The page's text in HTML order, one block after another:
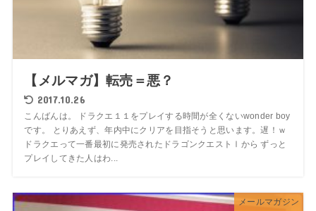
【メルマガ】転売＝悪？
2017.10.26
こんばんは。 ドラクエ１１をプレイする時間が全くないwonder boy
です。 とりあえず、年内中にクリアを目指そうと思います。遅！ｗ
ドラクエって一番最初に発売されたドラゴンクエストⅠから ずっと
プレイしてきた人はわ...
メールマガジン